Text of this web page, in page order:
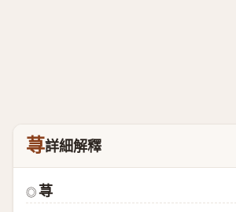
荨詳細解釋
◎ 荨